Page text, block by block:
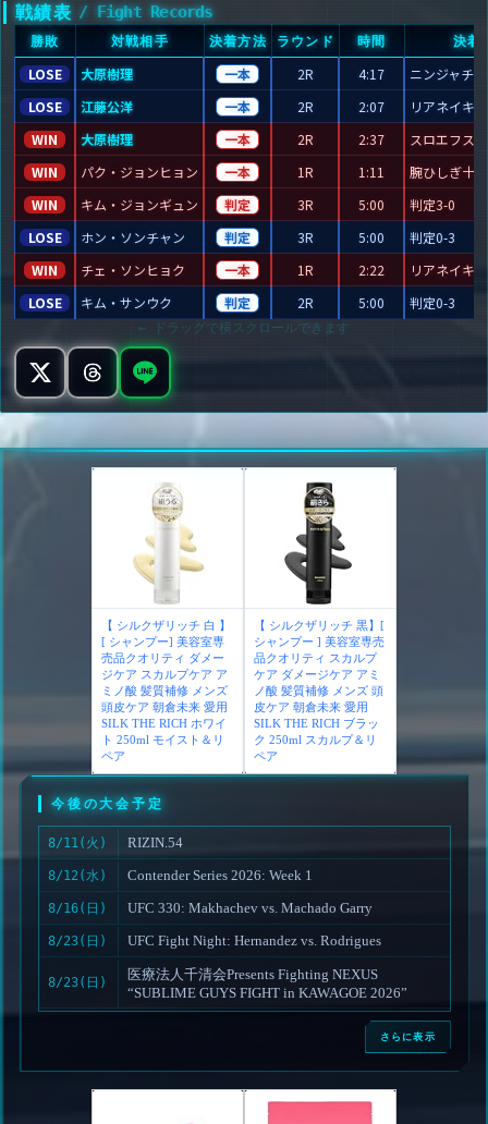
戦績表 / Fight Records
勝敗 対戦相手 決着方法 ラウンド 時間 決着
LOSE 大原樹理 一本 2R 4:17
ニンジャチ
LOSE
江藤公洋 一本 2R 2:07
リアネイキ
WIN
大原樹理 一本 2R 2:37
スロエフス
WIN
パク・ジョンヒョン 一本 1R 1:11
腕ひしぎ十
WIN
キム・ジョンギュン 判定 3R 5:00
判定3-0
LOSE
ホン・ソンチャン 判定 3R 5:00
判定0-3
WIN
チェ・ソンヒョク 一本 1R 2:22
リアネイキ
LOSE
キム・サンウク 判定 2R 5:00 判定0-3
← ドラッグで横スクロールできます
【 シルクザリッチ 白 】
[ シャンプー] 美容室専
売品クオリティ ダメー
ジケア スカルプケア ア
ミノ酸 髪質補修 メンズ
頭皮ケア 朝倉未来 愛用
SILK THE RICH ホワイ
ト 250ml モイスト＆リ
ペア
【 シルクザリッチ 黒】[
シャンプー ] 美容室専売
品クオリティ スカルプ
ケア ダメージケア アミ
ノ酸 髪質補修 メンズ 頭
皮ケア 朝倉未来 愛用
SILK THE RICH ブラッ
ク 250ml スカルプ＆リ
ペア
今後の大会予定
8/11(火) RIZIN.54
8/12(水) Contender Series 2026: Week 1
8/16(日) UFC 330: Makhachev vs. Machado Garry
8/23(日) UFC Fight Night: Hernandez vs. Rodrigues
8/23(日)
医療法人千清会Presents Fighting NEXUS
“SUBLIME GUYS FIGHT in KAWAGOE 2026”
さらに表示